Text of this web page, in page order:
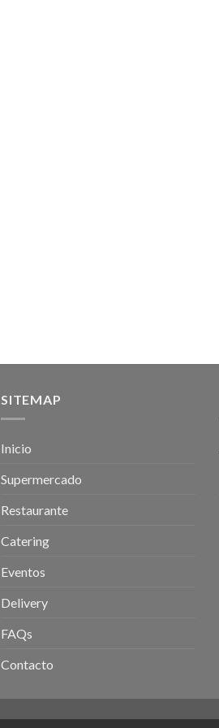
SITEMAP
Inicio
Supermercado
Restaurante
Catering
Eventos
Delivery
FAQs
Contacto